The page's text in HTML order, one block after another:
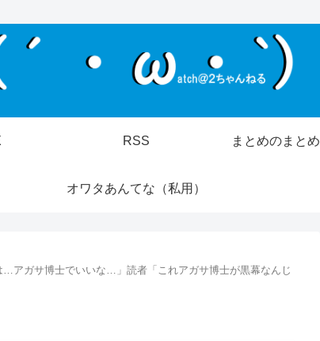
RSS まとめのまとめ
オワタあんてな（私用）
…アガサ博士でいいな…」読者「これアガサ博士が黒幕なんじ